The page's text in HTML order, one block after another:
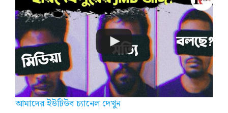
আমাদের ইউটিউব চ্যানেল দেখুন